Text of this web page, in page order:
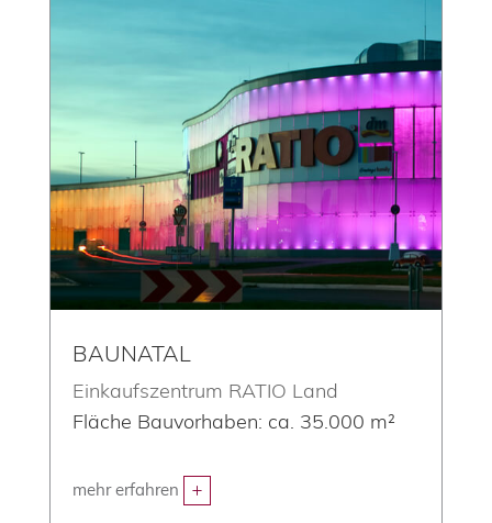
BAUNATAL
Einkaufszentrum RATIO Land
Fläche Bauvorhaben: ca. 35.000 m²
mehr erfahren